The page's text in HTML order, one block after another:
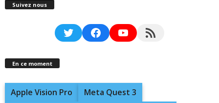
Suivez nous
TwitterFacebookYouTubeRSS Feed
En ce moment
Apple Vision Pro
Meta Quest 3